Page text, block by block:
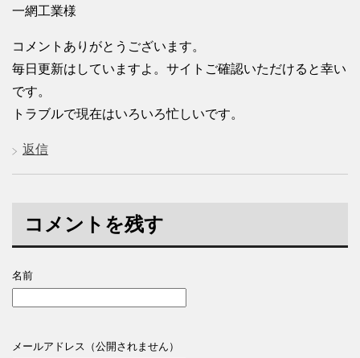
一網工業様
コメントありがとうございます。
毎日更新はしていますよ。サイトご確認いただけると幸い
です。
トラブルで現在はいろいろ忙しいです。
返信
コメントを残す
名前
メールアドレス（公開されません）